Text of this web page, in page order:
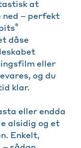
at
ned – perfekt
®
dåse
eller
og du
klar.
eller endda
alsidig og et
Enkelt,